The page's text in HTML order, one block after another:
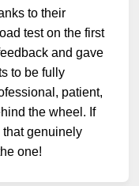
to their
test on the first
and gave
to be fully
patient,
the wheel. If
genuinely
one!